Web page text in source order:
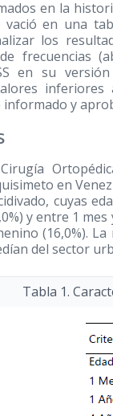
en la
vació en una
los
frecuencias
en su
y
en
cuyas
y entre 1
(16,0%).
del sector
Tabla 1.